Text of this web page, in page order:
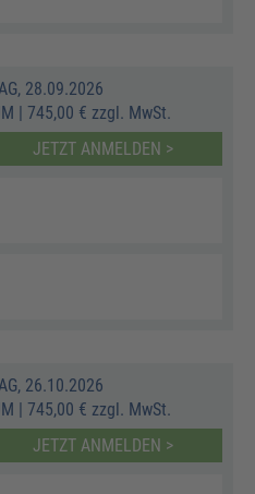
28.09.2026
| 745,00 € zzgl. MwSt.
JETZT ANMELDEN >
26.10.2026
| 745,00 € zzgl. MwSt.
JETZT ANMELDEN >